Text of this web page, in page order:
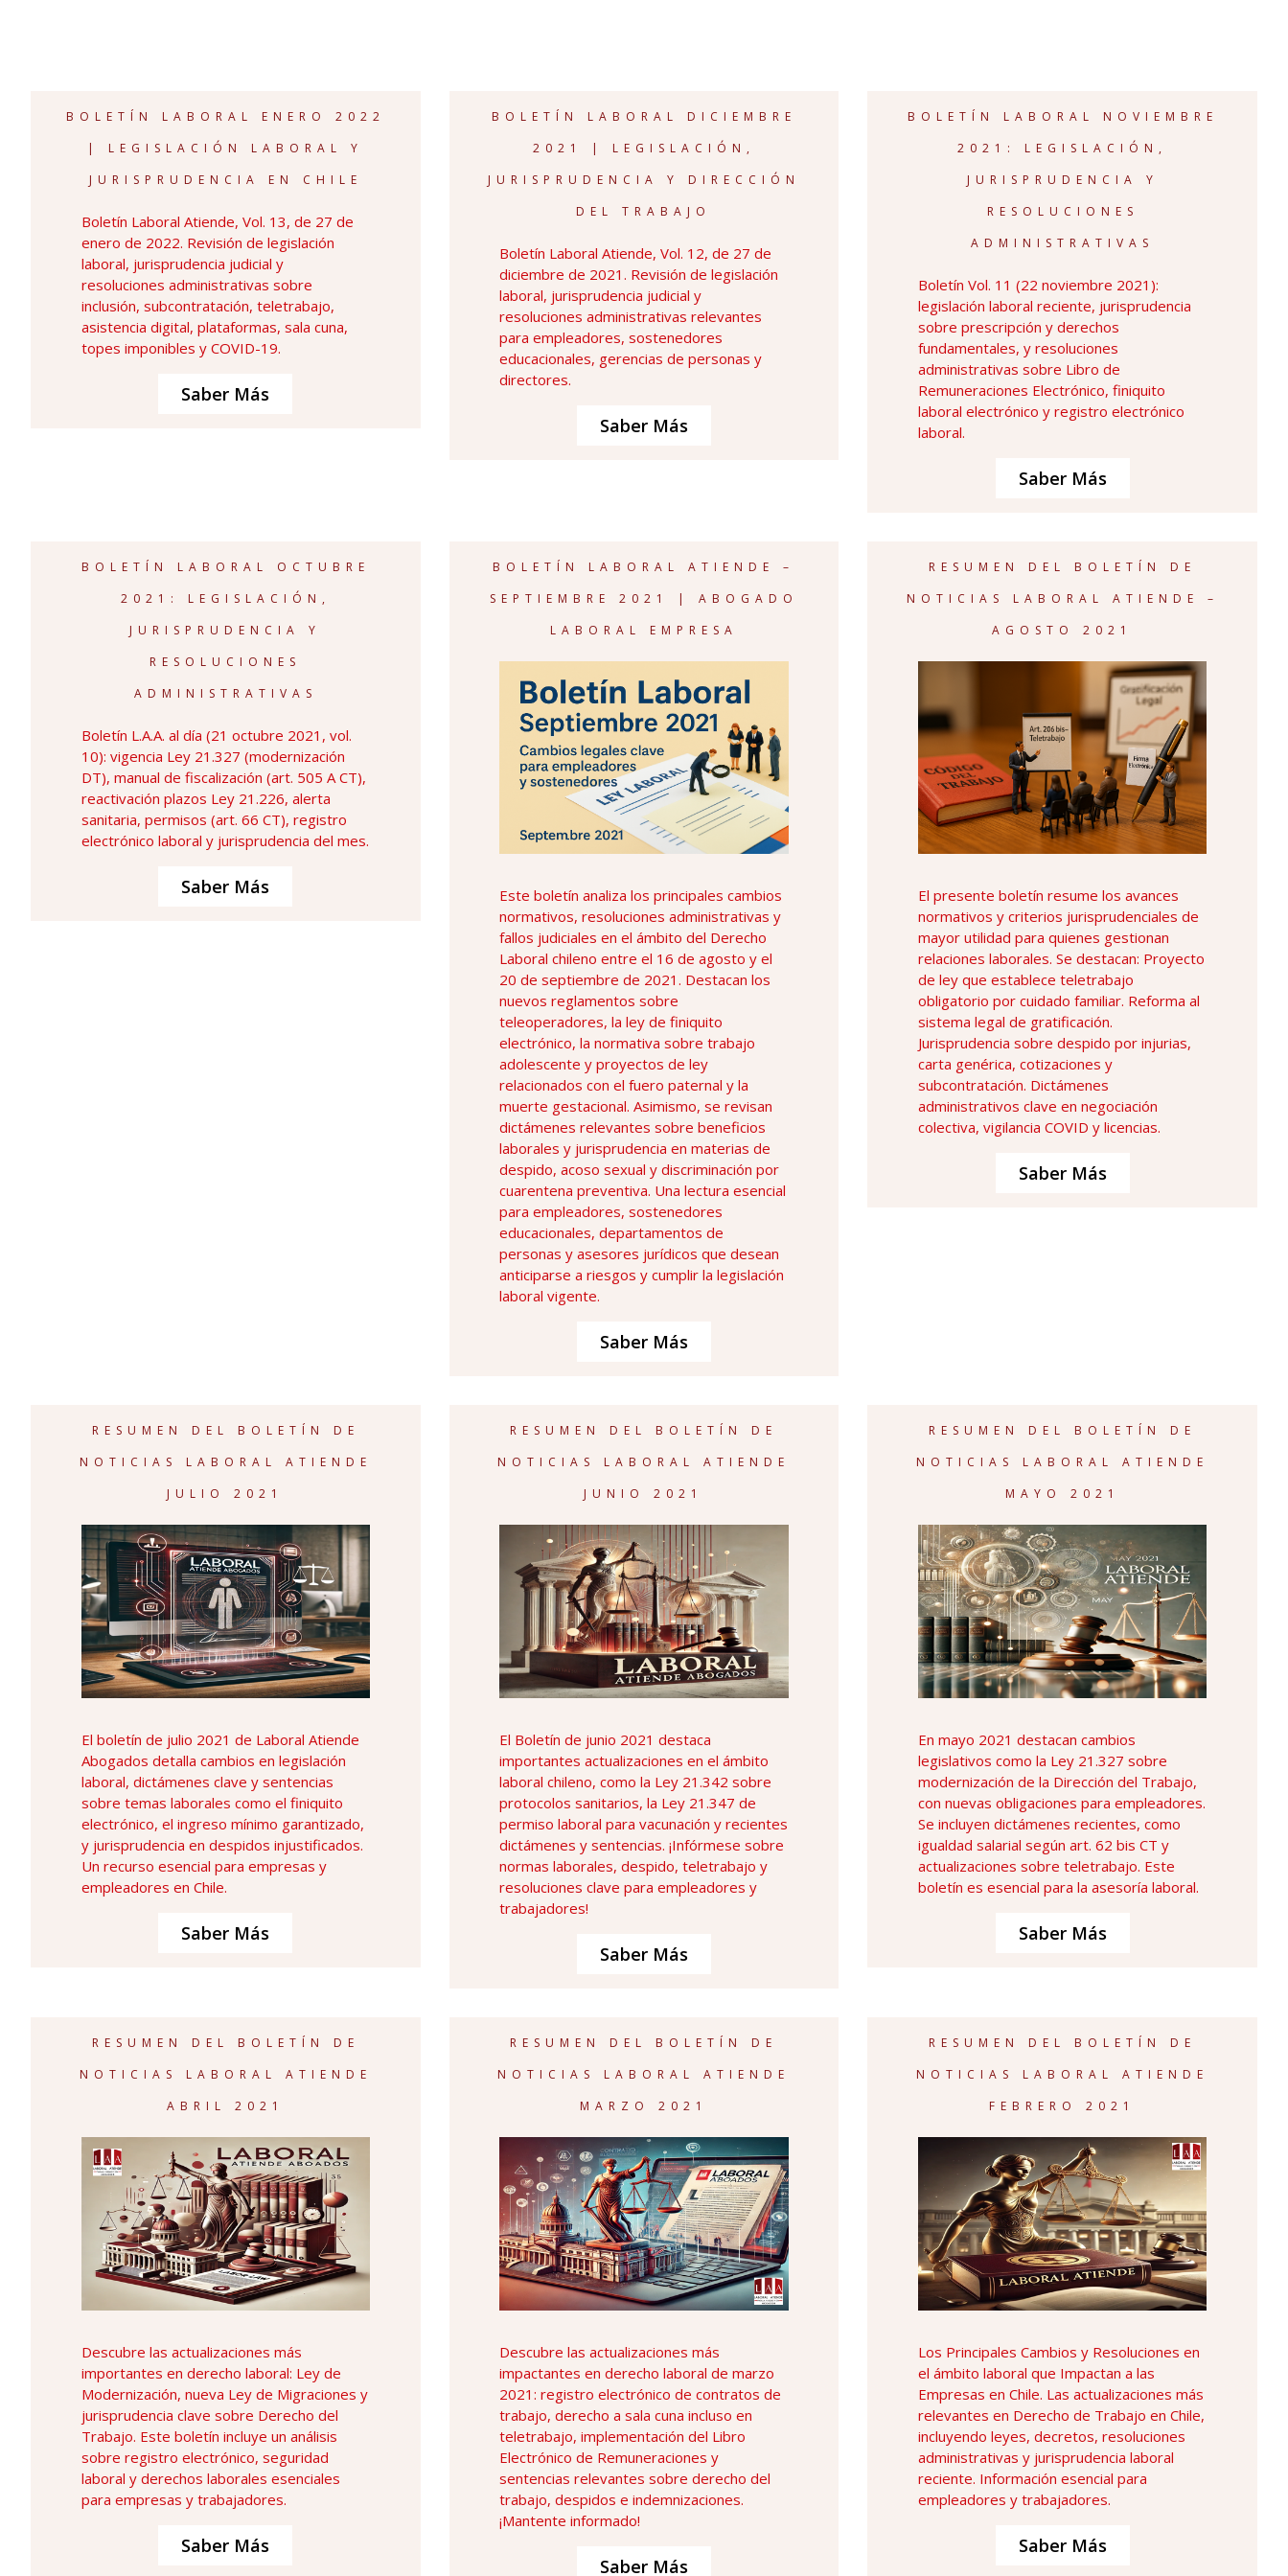
BOLETÍN LABORAL ENERO 2022
| LEGISLACIÓN LABORAL Y
JURISPRUDENCIA EN CHILE
Boletín Laboral Atiende, Vol. 13, de 27 de
enero de 2022. Revisión de legislación
laboral, jurisprudencia judicial y
resoluciones administrativas sobre
inclusión, subcontratación, teletrabajo,
asistencia digital, plataformas, sala cuna,
topes imponibles y COVID-19.
Saber Más
BOLETÍN LABORAL DICIEMBRE
2021 | LEGISLACIÓN,
JURISPRUDENCIA Y DIRECCIÓN
DEL TRABAJO
Boletín Laboral Atiende, Vol. 12, de 27 de
diciembre de 2021. Revisión de legislación
laboral, jurisprudencia judicial y
resoluciones administrativas relevantes
para empleadores, sostenedores
educacionales, gerencias de personas y
directores.
Saber Más
BOLETÍN LABORAL NOVIEMBRE
2021: LEGISLACIÓN,
JURISPRUDENCIA Y
RESOLUCIONES
ADMINISTRATIVAS
Boletín Vol. 11 (22 noviembre 2021):
legislación laboral reciente, jurisprudencia
sobre prescripción y derechos
fundamentales, y resoluciones
administrativas sobre Libro de
Remuneraciones Electrónico, finiquito
laboral electrónico y registro electrónico
laboral.
Saber Más
BOLETÍN LABORAL OCTUBRE
2021: LEGISLACIÓN,
JURISPRUDENCIA Y
RESOLUCIONES
ADMINISTRATIVAS
Boletín L.A.A. al día (21 octubre 2021, vol.
10): vigencia Ley 21.327 (modernización
DT), manual de fiscalización (art. 505 A CT),
reactivación plazos Ley 21.226, alerta
sanitaria, permisos (art. 66 CT), registro
electrónico laboral y jurisprudencia del mes.
Saber Más
BOLETÍN LABORAL ATIENDE –
SEPTIEMBRE 2021 | ABOGADO
LABORAL EMPRESA
Este boletín analiza los principales cambios
normativos, resoluciones administrativas y
fallos judiciales en el ámbito del Derecho
Laboral chileno entre el 16 de agosto y el
20 de septiembre de 2021. Destacan los
nuevos reglamentos sobre
teleoperadores, la ley de finiquito
electrónico, la normativa sobre trabajo
adolescente y proyectos de ley
relacionados con el fuero paternal y la
muerte gestacional. Asimismo, se revisan
dictámenes relevantes sobre beneficios
laborales y jurisprudencia en materias de
despido, acoso sexual y discriminación por
cuarentena preventiva. Una lectura esencial
para empleadores, sostenedores
educacionales, departamentos de
personas y asesores jurídicos que desean
anticiparse a riesgos y cumplir la legislación
laboral vigente.
Saber Más
RESUMEN DEL BOLETÍN DE
NOTICIAS LABORAL ATIENDE –
AGOSTO 2021
El presente boletín resume los avances
normativos y criterios jurisprudenciales de
mayor utilidad para quienes gestionan
relaciones laborales. Se destacan: Proyecto
de ley que establece teletrabajo
obligatorio por cuidado familiar. Reforma al
sistema legal de gratificación.
Jurisprudencia sobre despido por injurias,
carta genérica, cotizaciones y
subcontratación. Dictámenes
administrativos clave en negociación
colectiva, vigilancia COVID y licencias.
Saber Más
RESUMEN DEL BOLETÍN DE
NOTICIAS LABORAL ATIENDE
JULIO 2021
El boletín de julio 2021 de Laboral Atiende
Abogados detalla cambios en legislación
laboral, dictámenes clave y sentencias
sobre temas laborales como el finiquito
electrónico, el ingreso mínimo garantizado,
y jurisprudencia en despidos injustificados.
Un recurso esencial para empresas y
empleadores en Chile.
Saber Más
RESUMEN DEL BOLETÍN DE
NOTICIAS LABORAL ATIENDE
JUNIO 2021
El Boletín de junio 2021 destaca
importantes actualizaciones en el ámbito
laboral chileno, como la Ley 21.342 sobre
protocolos sanitarios, la Ley 21.347 de
permiso laboral para vacunación y recientes
dictámenes y sentencias. ¡Infórmese sobre
normas laborales, despido, teletrabajo y
resoluciones clave para empleadores y
trabajadores!
Saber Más
RESUMEN DEL BOLETÍN DE
NOTICIAS LABORAL ATIENDE
MAYO 2021
En mayo 2021 destacan cambios
legislativos como la Ley 21.327 sobre
modernización de la Dirección del Trabajo,
con nuevas obligaciones para empleadores.
Se incluyen dictámenes recientes, como
igualdad salarial según art. 62 bis CT y
actualizaciones sobre teletrabajo. Este
boletín es esencial para la asesoría laboral.
Saber Más
RESUMEN DEL BOLETÍN DE
NOTICIAS LABORAL ATIENDE
ABRIL 2021
Descubre las actualizaciones más
importantes en derecho laboral: Ley de
Modernización, nueva Ley de Migraciones y
jurisprudencia clave sobre Derecho del
Trabajo. Este boletín incluye un análisis
sobre registro electrónico, seguridad
laboral y derechos laborales esenciales
para empresas y trabajadores.
Saber Más
RESUMEN DEL BOLETÍN DE
NOTICIAS LABORAL ATIENDE
MARZO 2021
Descubre las actualizaciones más
impactantes en derecho laboral de marzo
2021: registro electrónico de contratos de
trabajo, derecho a sala cuna incluso en
teletrabajo, implementación del Libro
Electrónico de Remuneraciones y
sentencias relevantes sobre derecho del
trabajo, despidos e indemnizaciones.
¡Mantente informado!
Saber Más
RESUMEN DEL BOLETÍN DE
NOTICIAS LABORAL ATIENDE
FEBRERO 2021
Los Principales Cambios y Resoluciones en
el ámbito laboral que Impactan a las
Empresas en Chile. Las actualizaciones más
relevantes en Derecho de Trabajo en Chile,
incluyendo leyes, decretos, resoluciones
administrativas y jurisprudencia laboral
reciente. Información esencial para
empleadores y trabajadores.
Saber Más